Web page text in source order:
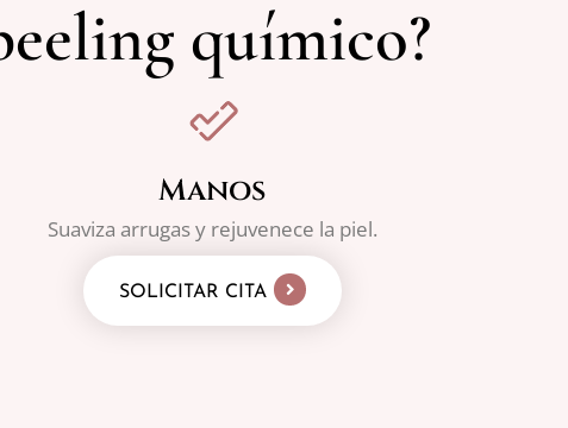
químico?
Manos
Suaviza arrugas y rejuvenece la piel.
SOLICITAR CITA